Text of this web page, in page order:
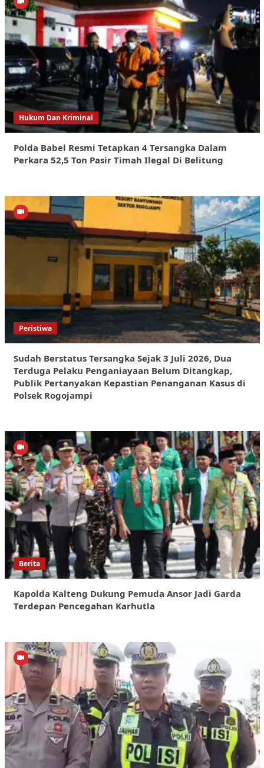
Hukum Dan Kriminal
Polda Babel Resmi Tetapkan 4 Tersangka Dalam
Perkara 52,5 Ton Pasir Timah Ilegal Di Belitung
Peristiwa
Sudah Berstatus Tersangka Sejak 3 Juli 2026, Dua
Terduga Pelaku Penganiayaan Belum Ditangkap,
Publik Pertanyakan Kepastian Penanganan Kasus di
Polsek Rogojampi
Berita
Kapolda Kalteng Dukung Pemuda Ansor Jadi Garda
Terdepan Pencegahan Karhutla